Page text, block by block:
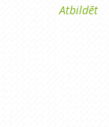
Atbildēt